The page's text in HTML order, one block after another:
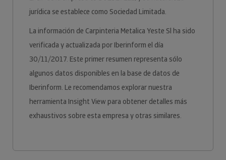
jurídica se establece como Sociedad Limitada.
La información de Carpinteria Metalica Yeste Sl ha sido
verificada y actualizada por Iberinform el día
30/11/2017. Este primer resumen representa sólo
algunos datos disponibles en la base de datos de
Iberinform. Le recomendamos explorar nuestra
herramienta Insight View para obtener detalles más
exhaustivos sobre esta empresa y otras similares.